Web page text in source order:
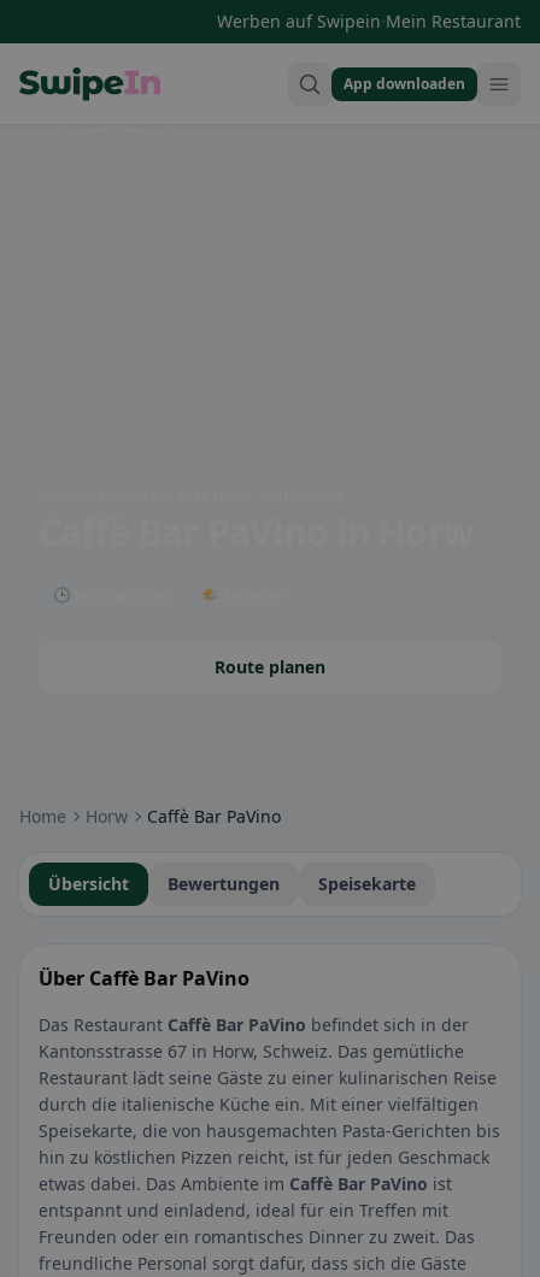
Werben auf Swipein·Mein Restaurant
App downloaden
🕒 Jetzt geöffnet 🌤 Terrasse
Route planen
Home Horw Caffè Bar PaVino
Übersicht Bewertungen Speisekarte
Über Caffè Bar PaVino
Das Restaurant Caffè Bar PaVino befindet sich in der
Kantonsstrasse 67 in Horw, Schweiz. Das gemütliche
Restaurant lädt seine Gäste zu einer kulinarischen Reise
durch die italienische Küche ein. Mit einer vielfältigen
Speisekarte, die von hausgemachten Pasta-Gerichten bis
hin zu köstlichen Pizzen reicht, ist für jeden Geschmack
etwas dabei. Das Ambiente im Caffè Bar PaVino ist
entspannt und einladend, ideal für ein Treffen mit
Freunden oder ein romantisches Dinner zu zweit. Das
freundliche Personal sorgt dafür, dass sich die Gäste